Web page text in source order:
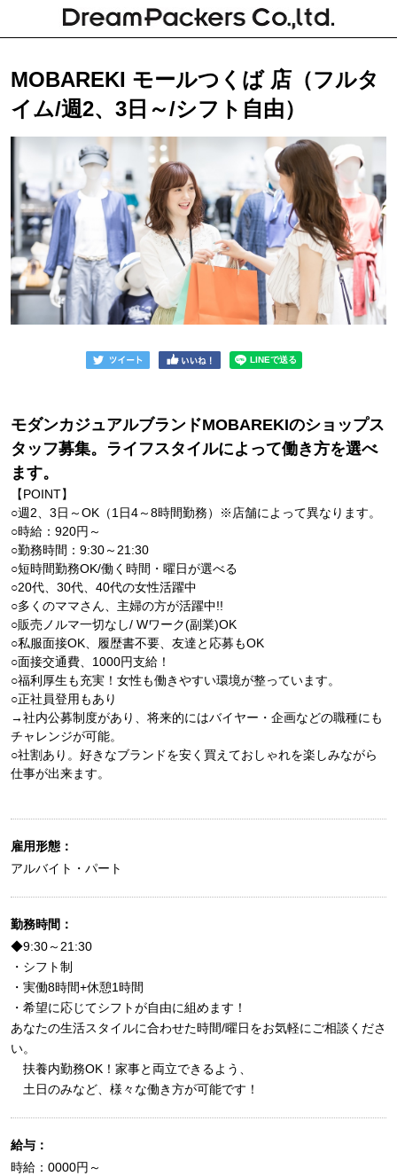
MOBAREKI モールつくば 店（フルタ
イム/週2、3日～/シフト自由）
モダンカジュアルブランドMOBAREKIのショップス
タッフ募集。ライフスタイルによって働き方を選べ
ます。
【POINT】
○週2、3日～OK（1日4～8時間勤務）※店舗によって異なります。
○時給：920円～
○勤務時間：9:30～21:30
○短時間勤務OK/働く時間・曜日が選べる
○20代、30代、40代の女性活躍中
○多くのママさん、主婦の方が活躍中!!
○販売ノルマ一切なし/ Wワーク(副業)OK
○私服面接OK、履歴書不要、友達と応募もOK
○面接交通費、1000円支給！
○福利厚生も充実！女性も働きやすい環境が整っています。
○正社員登用もあり
→社内公募制度があり、将来的にはバイヤー・企画などの職種にも
チャレンジが可能。
○社割あり。好きなブランドを安く買えておしゃれを楽しみながら
仕事が出来ます。
雇用形態：
アルバイト・パート
勤務時間：
◆9:30～21:30
・シフト制
・実働8時間+休憩1時間
・希望に応じてシフトが自由に組めます！
あなたの生活スタイルに合わせた時間/曜日をお気軽にご相談くださ
い。
扶養内勤務OK！家事と両立できるよう、
土日のみなど、様々な働き方が可能です！
給与：
時給：0000円～